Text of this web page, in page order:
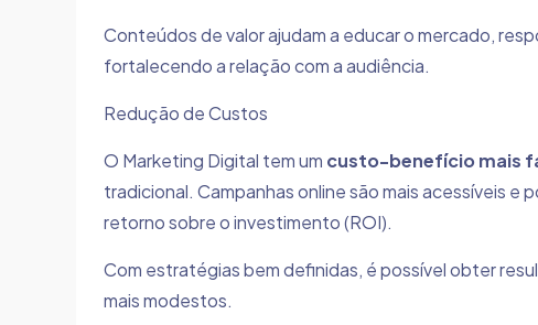
Conteúdos de valor ajudam a educar o mercado,
fortalecendo a relação com a audiência.
Redução de Custos
O Marketing Digital tem um custo-benefício mais
tradicional. Campanhas online são mais acessíveis
retorno sobre o investimento (ROI).
Com estratégias bem definidas, é possível obter
mais modestos.